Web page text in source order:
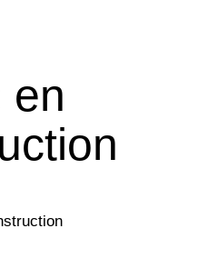
en